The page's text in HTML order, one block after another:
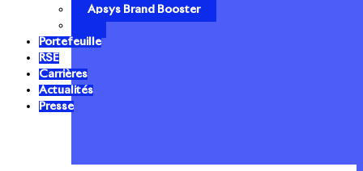
Apsys Brand Booster
Portefeuille
RSE
Carrières
Actualités
Presse